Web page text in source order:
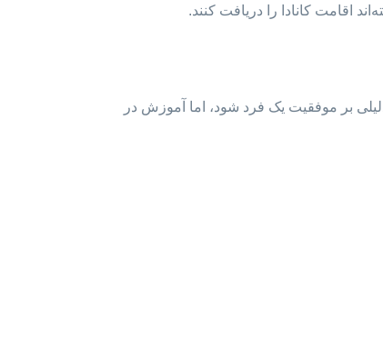
بر موفقیت یک فرد شود، اما آموزش در